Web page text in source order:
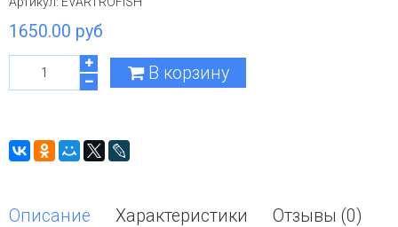
1650.00 руб
В корзину
Описание Характеристики Отзывы (0)